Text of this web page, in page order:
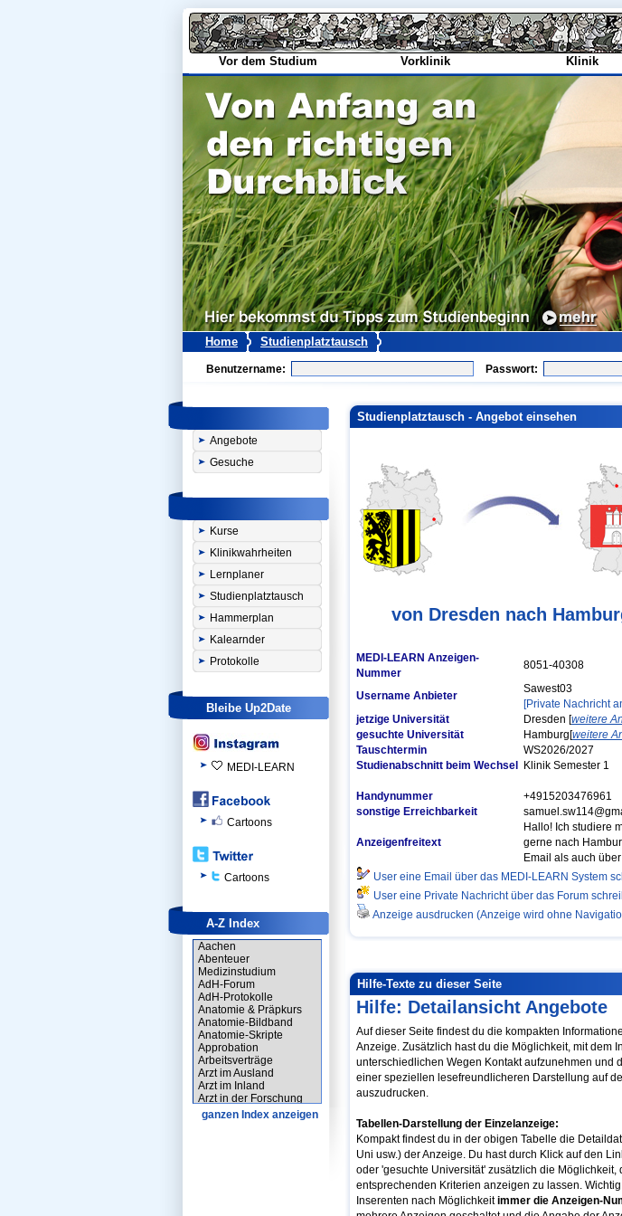
Vor dem Studium Vorklinik Klinik
Home Studienplatztausch
Benutzername: Passwort:
Angebote
Gesuche
Kurse
Klinikwahrheiten
Lernplaner
Studienplatztausch
Hammerplan
Kalearnder
Protokolle
Bleibe Up2Date
MEDI-LEARN
Cartoons
Cartoons
A-Z Index
Aachen
Abenteuer
Medizinstudium
AdH-Forum
AdH-Protokolle
Anatomie & Präpkurs
Anatomie-Bildband
Anatomie-Skripte
Approbation
Arbeitsverträge
Arzt im Ausland
Arzt im Inland
Arzt in der Forschung
Arzt-Forum
Arztausweis
ganzen Index anzeigen
Studienplatztausch - Angebot einsehen
von Dresden nach
MEDI-LEARN Anzeigen-
Nummer
8051-40308
Username Anbieter
Sawest03
[Private Nachricht
jetzige Universität
Dresden [weitere
gesuchte Universität
Hamburg[weitere
Tauschtermin
WS2026/2027
Studienabschnitt beim Wechsel
Klinik Semester 1
Handynummer
+4915203476961
sonstige Erreichbarkeit
Anzeigenfreitext
Hallo! Ich studiere
gerne nach
Email als auch
User eine Email über das MEDI-LEARN System
User eine Private Nachricht über das Forum
Anzeige ausdrucken (Anzeige wird ohne
Hilfe-Texte zu dieser Seite
Hilfe: Detailansicht Angebote
Auf dieser Seite findest du die kompakten
Anzeige. Zusätzlich hast du die Möglichkeit, mit dem
unterschiedlichen Wegen Kontakt aufzunehmen und
einer speziellen lesefreundlicheren Darstellung auf
auszudrucken.
Tabellen-Darstellung der Einzelanzeige:
Kompakt findest du in der obigen Tabelle die
Uni usw.) der Anzeige. Du hast durch Klick auf den
oder 'gesuchte Universität' zusätzlich die Möglichkeit,
entsprechenden Kriterien anzeigen zu lassen.
Inserenten nach Möglichkeitimmer die Anzeigen-